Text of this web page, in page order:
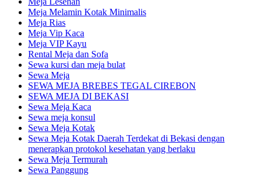
Meja Melamin Kotak Minimalis
Meja Rias
Meja Vip Kaca
Meja VIP Kayu
Rental Meja dan Sofa
Sewa kursi dan meja bulat
Sewa Meja
SEWA MEJA BREBES TEGAL CIREBON
SEWA MEJA DI BEKASI
Sewa Meja Kaca
Sewa meja konsul
Sewa Meja Kotak
Sewa Meja Kotak Daerah Terdekat di Bekasi dengan
menerapkan protokol kesehatan yang berlaku
Sewa Meja Termurah
Sewa Panggung